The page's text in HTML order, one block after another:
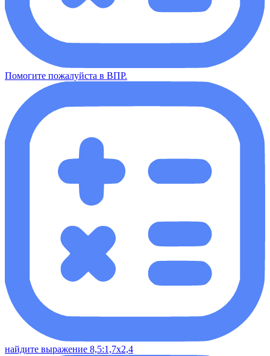
Помогите пожалуйста в ВПР.
найдите выражение 8,5:1,7х2,4